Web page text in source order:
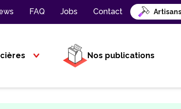
FAQ Jobs Contact
Nos publications